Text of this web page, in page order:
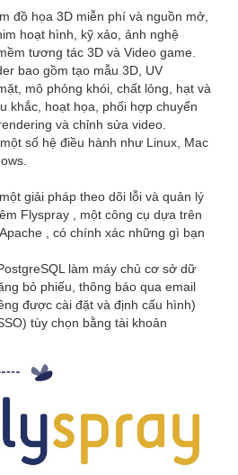
đồ họa 3D miễn phí và nguồn mở,
hoạt hình, kỹ xảo, ảnh nghệ
tương tác 3D và Video game.
bao gồm tạo mẫu 3D, UV
mô phỏng khói, chất lỏng, hạt và
khắc, hoạt họa, phối hợp chuyển
và chỉnh sửa video.
số hệ điều hành như Linux, Mac
giải pháp theo dõi lỗi và quản lý
Flyspray , một công cụ dựa trên
, có chính xác những gì bạn
làm máy chủ cơ sở dữ
bỏ phiếu, thông báo qua email
được cài đặt và định cấu hình)
tùy chọn bằng tài khoản